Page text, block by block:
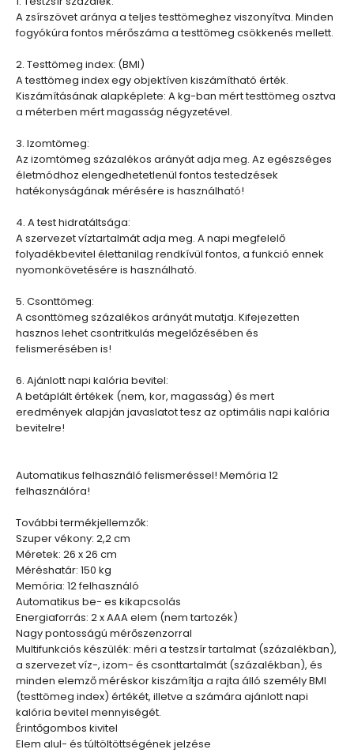
A zsírszövet aránya a teljes testtömeghez viszonyítva. Minden
fogyókúra fontos mérőszáma a testtömeg csökkenés mellett.
2. Testtömeg index: (BMI)
A testtömeg index egy objektíven kiszámítható érték.
Kiszámításának alapképlete: A kg-ban mért testtömeg osztva
a méterben mért magasság négyzetével.
3. Izomtömeg:
Az izomtömeg százalékos arányát adja meg. Az egészséges
életmódhoz elengedhetetlenül fontos testedzések
hatékonyságának mérésére is használható!
4. A test hidratáltsága:
A szervezet víztartalmát adja meg. A napi megfelelő
folyadékbevitel élettanilag rendkívül fontos, a funkció ennek
nyomonkövetésére is használható.
5. Csonttömeg:
A csonttömeg százalékos arányát mutatja. Kifejezetten
hasznos lehet csontritkulás megelőzésében és
felismerésében is!
6. Ajánlott napi kalória bevitel:
A betáplált értékek (nem, kor, magasság) és mert
eredmények alapján javaslatot tesz az optimális napi kalória
bevitelre!
Automatikus felhasználó felismeréssel! Memória 12
felhasználóra!
További termékjellemzők:
Szuper vékony: 2,2 cm
Méretek: 26 x 26 cm
Méréshatár: 150 kg
Memória: 12 felhasználó
Automatikus be- es kikapcsolás
Energiaforrás: 2 x AAA elem (nem tartozék)
Nagy pontosságú mérőszenzorral
Multifunkciós készülék: méri a testzsír tartalmat (százalékban),
a szervezet víz-, izom- és csonttartalmát (százalékban), és
minden elemző méréskor kiszámítja a rajta álló személy BMI
(testtömeg index) értékét, illetve a számára ajánlott napi
kalória bevitel mennyiségét.
Érintőgombos kivitel
Elem alul- és túltöltöttségének jelzése